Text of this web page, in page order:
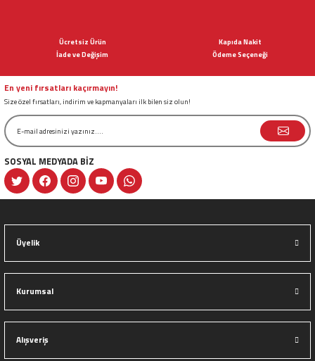
Ürün bilgilerinde hatalar bulunuyor.
Bu ürüne benzer farklı alternatifler olmalı.
Ücretsiz Ürün
İade ve Değişim
Kapıda Nakit
Ödeme Seçeneği
En yeni fırsatları kaçırmayın!
Size özel fırsatları, indirim ve kapmanyaları ilk bilen siz olun!
SOSYAL MEDYADA BİZ
Üyelik
Kurumsal
Alışveriş